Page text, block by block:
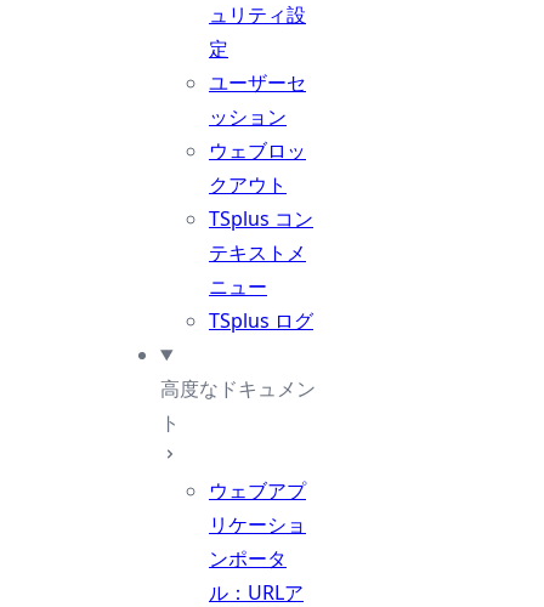
ュリティ設
定
ユーザーセ
ッション
ウェブロッ
クアウト
TSplus コン
テキストメ
ニュー
TSplus ログ
高度なドキュメン
ト
ウェブアプ
リケーショ
ンポータ
ル：URLア